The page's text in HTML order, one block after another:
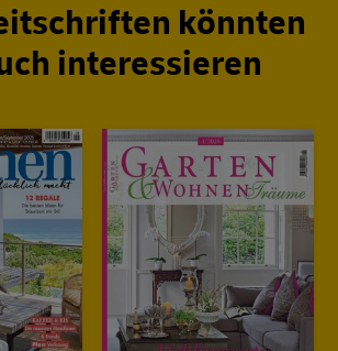
könnten
interessieren